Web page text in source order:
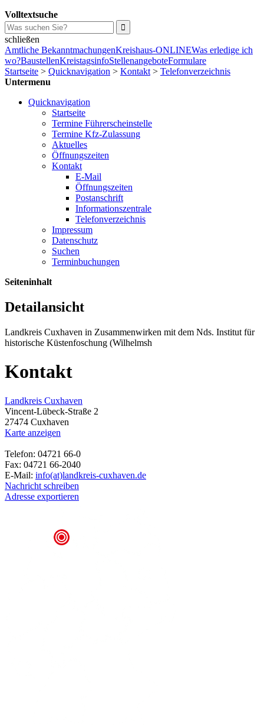
Volltextsuche
schließen
Amtliche BekanntmachungenKreishaus-ONLINEWas erledige ich
wo?BaustellenKreistagsinfoStellenangeboteFormulare
Startseite > Quicknavigation > Kontakt > Telefonverzeichnis
Untermenu
Quicknavigation
Startseite
Termine Führerscheinstelle
Termine Kfz-Zulassung
Aktuelles
Öffnungszeiten
Kontakt
E-Mail
Öffnungszeiten
Postanschrift
Informationszentrale
Telefonverzeichnis
Impressum
Datenschutz
Suchen
Terminbuchungen
Seiteninhalt
Detailansicht
Landkreis Cuxhaven in Zusammenwirken mit dem Nds. Institut für
historische Küstenfoschung (Wilhelmsh
Kontakt
Landkreis Cuxhaven
Vincent-Lübeck-Straße 2
27474 Cuxhaven
Karte anzeigen
Telefon: 04721 66-0
Fax: 04721 66-2040
E-Mail: info(at)landkreis-cuxhaven.de
Nachricht schreiben
Adresse exportieren